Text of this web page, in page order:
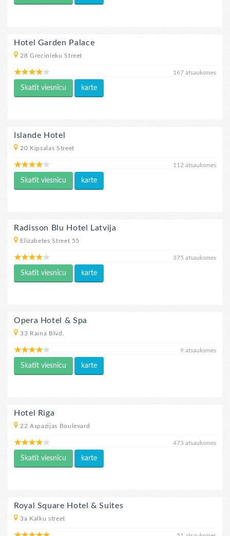
Hotel Garden Palace
28 Grecinieku Street
167 atsauksmes
Skatīt viesnīcu karte
Islande Hotel
20 Kipsalas Street
112 atsauksmes
Skatīt viesnīcu karte
Radisson Blu Hotel Latvija
Elizabetes Street 55
375 atsauksmes
Skatīt viesnīcu karte
Opera Hotel & Spa
33 Raina Blvd.
9 atsauksmes
Skatīt viesnīcu karte
Hotel Riga
22 Aspazijas Boulevard
473 atsauksmes
Skatīt viesnīcu karte
Royal Square Hotel & Suites
3a Kalku street